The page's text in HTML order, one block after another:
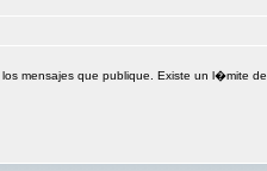
mensajes que publique. Existe un l�mite de